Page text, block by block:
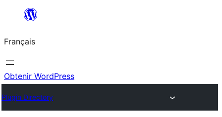
contenu
Français
Obtenir WordPress
Plugin Directory